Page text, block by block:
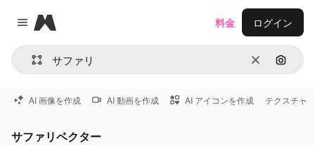
Close menu
Magnific
消去 画像で
料金 ログイン
AI 画像を作成 AI 動画を作成 AI アイコンを作成 テクスチャ
サファリベクター